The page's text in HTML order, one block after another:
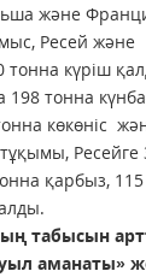
және
Ресей және
тонна күріш
198 тонна
көкөніс
Ресейге
қарбыз,
табысын
аманаты»